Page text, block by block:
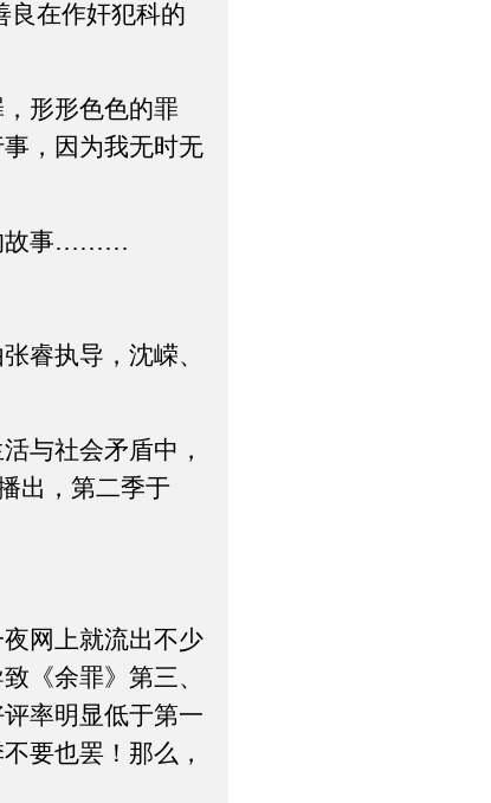
在作奸犯科的
形形色色的罪
，因为我无时无
故事………
睿执导，沈嵘、
与社会矛盾中，
出，第二季于
网上就流出不少
《余罪》第三、
率明显低于第一
要也罢！那么，